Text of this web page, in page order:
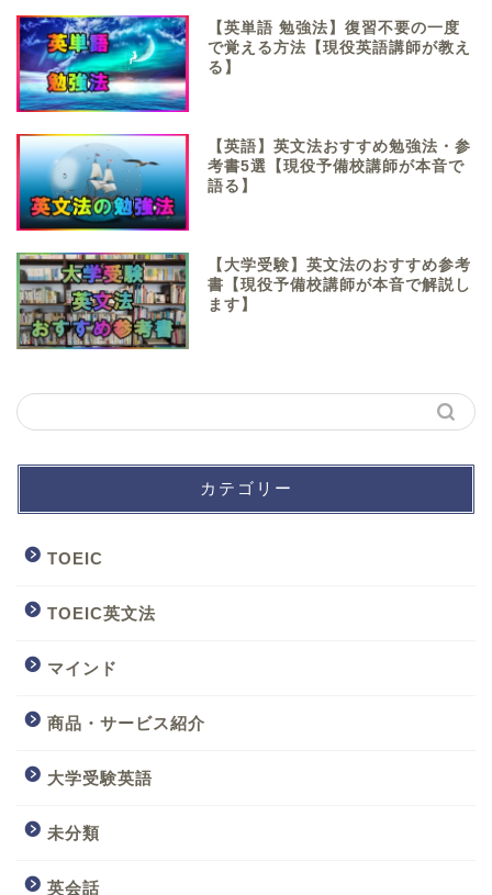
【英単語 勉強法】復習不要の一度
で覚える方法【現役英語講師が教え
る】
【英語】英文法おすすめ勉強法・参
考書5選【現役予備校講師が本音で
語る】
【大学受験】英文法のおすすめ参考
書【現役予備校講師が本音で解説し
ます】
カテゴリー
TOEIC
TOEIC英文法
マインド
商品・サービス紹介
大学受験英語
未分類
英会話